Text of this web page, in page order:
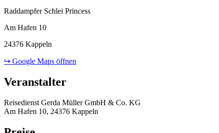
Raddampfer Schlei Princess
Am Hafen 10
24376 Kappeln
↪ Google Maps öffnen
Veranstalter
Reisedienst Gerda Müller GmbH & Co. KG
Am Hafen 10, 24376 Kappeln